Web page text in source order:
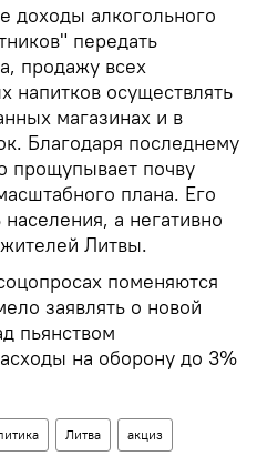
доходы алкогольного
передать
продажу всех
напитков осуществлять
магазинах и в
Благодаря последнему
прощупывает почву
плана. Его
а негативно
Литвы.
поменяются
заявлять о новой
пьянством
на оборону до 3%
Литва акциз